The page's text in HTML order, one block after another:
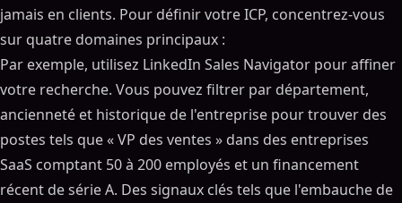
jamais en clients. Pour définir votre ICP, concentrez-vous
sur quatre domaines principaux :
Par exemple, utilisez LinkedIn Sales Navigator pour affiner
votre recherche. Vous pouvez filtrer par département,
ancienneté et historique de l'entreprise pour trouver des
postes tels que « VP des ventes » dans des entreprises
SaaS comptant 50 à 200 employés et un financement
récent de série A. Des signaux clés tels que l'embauche de